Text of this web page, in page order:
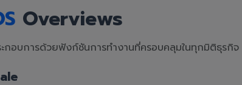
Overviews
กอบการด้วยฟังก์ชันการทำงานที่ครอบคลุมในทุกมิติธุรกิจ